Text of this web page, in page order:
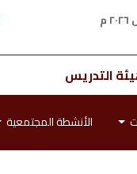
التدريس
الأنشطة المجتمعية
الاستراتيجية